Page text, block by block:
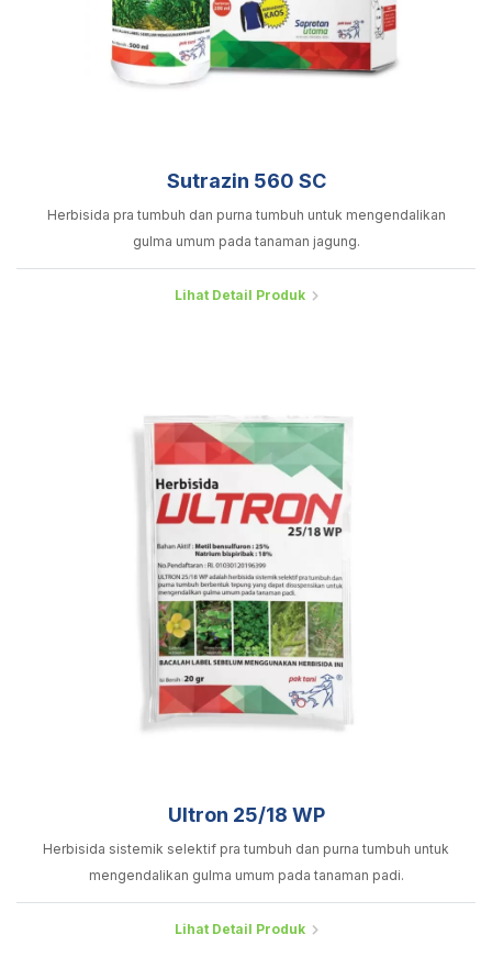
Sutrazin 560 SC
Herbisida pra tumbuh dan purna tumbuh untuk mengendalikan
gulma umum pada tanaman jagung.
Lihat Detail Produk
Ultron 25/18 WP
Herbisida sistemik selektif pra tumbuh dan purna tumbuh untuk
mengendalikan gulma umum pada tanaman padi.
Lihat Detail Produk